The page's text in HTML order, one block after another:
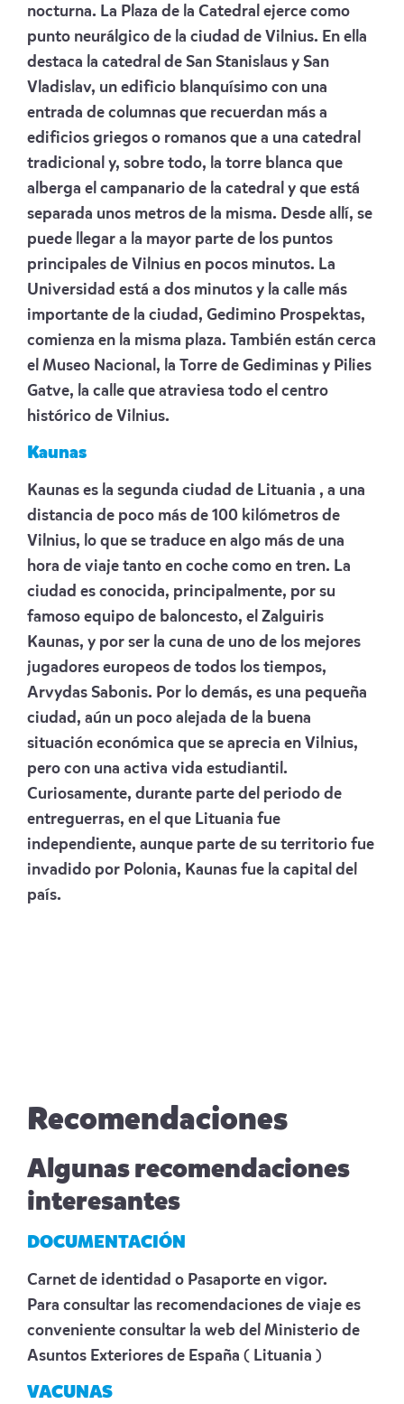
nocturna. La Plaza de la Catedral ejerce como
punto neurálgico de la ciudad de Vilnius. En ella
destaca la catedral de San Stanislaus y San
Vladislav, un edificio blanquísimo con una
entrada de columnas que recuerdan más a
edificios griegos o romanos que a una catedral
tradicional y, sobre todo, la torre blanca que
alberga el campanario de la catedral y que está
separada unos metros de la misma. Desde allí, se
puede llegar a la mayor parte de los puntos
principales de Vilnius en pocos minutos. La
Universidad está a dos minutos y la calle más
importante de la ciudad, Gedimino Prospektas,
comienza en la misma plaza. También están cerca
el Museo Nacional, la Torre de Gediminas y Pilies
Gatve, la calle que atraviesa todo el centro
histórico de Vilnius.
Kaunas
Kaunas es la segunda ciudad de Lituania , a una
distancia de poco más de 100 kilómetros de
Vilnius, lo que se traduce en algo más de una
hora de viaje tanto en coche como en tren. La
ciudad es conocida, principalmente, por su
famoso equipo de baloncesto, el Zalguiris
Kaunas, y por ser la cuna de uno de los mejores
jugadores europeos de todos los tiempos,
Arvydas Sabonis. Por lo demás, es una pequeña
ciudad, aún un poco alejada de la buena
situación económica que se aprecia en Vilnius,
pero con una activa vida estudiantil.
Curiosamente, durante parte del periodo de
entreguerras, en el que Lituania fue
independiente, aunque parte de su territorio fue
invadido por Polonia, Kaunas fue la capital del
país.
Recomendaciones
Algunas recomendaciones
interesantes
DOCUMENTACIÓN
Carnet de identidad o Pasaporte en vigor.
Para consultar las recomendaciones de viaje es
conveniente consultar la web del Ministerio de
Asuntos Exteriores de España ( Lituania )
VACUNAS